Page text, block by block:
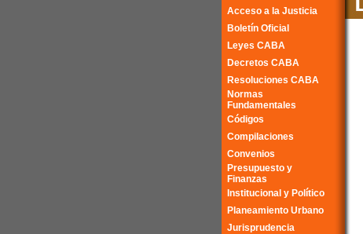
Acceso a la Justicia
Boletín Oficial
Leyes CABA
Decretos CABA
Resoluciones CABA
Normas
Fundamentales
Códigos
Compilaciones
Convenios
Presupuesto y
Finanzas
Institucional y Político
Planeamiento Urbano
Jurisprudencia